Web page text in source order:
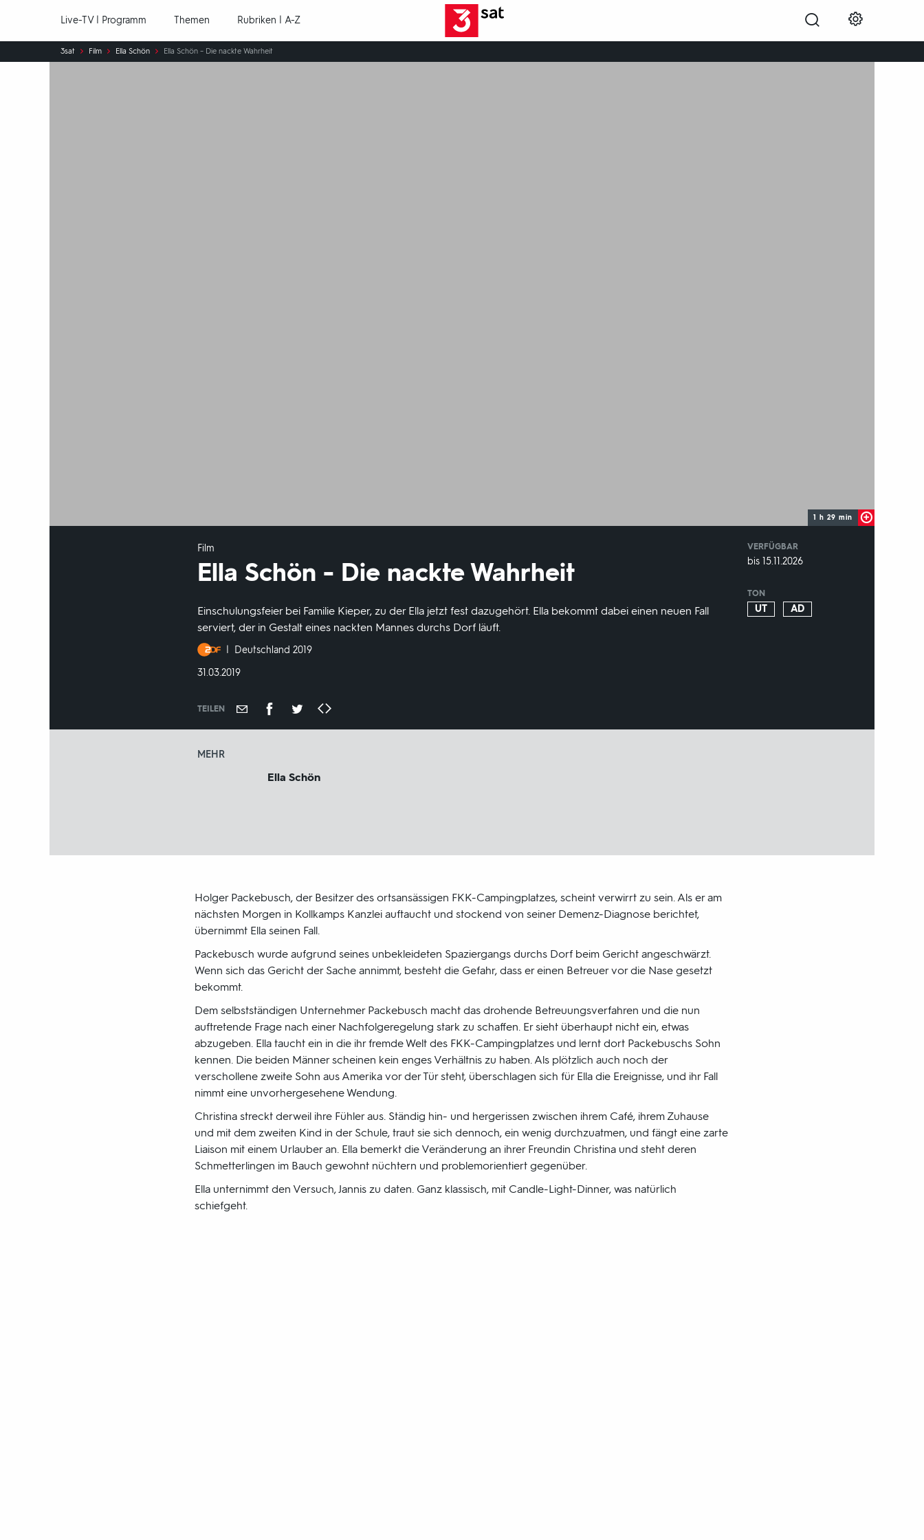
Live-TV | Programm Themen Rubriken | A-Z
Sie
sind
3sat Film Ella Schön Ella Schön – Die nackte Wahrheit
1 h 29 min
Film
Ella Schön - Die nackte Wahrheit
Einschulungsfeier bei Familie Kieper, zu der Ella jetzt fest dazugehört. Ella bekommt dabei einen neuen Fall
serviert, der in Gestalt eines nackten Mannes durchs Dorf läuft.
Produktionsland
und
Deutschland 2019
DATUM:
31.03.2019
TEILEN
VERFÜGBAR
weltweit
VERFÜGBAR
bis 15.11.2026
TON
UT AD
MEHR
Ella Schön
Holger Packebusch, der Besitzer des ortsansässigen FKK-Campingplatzes, scheint verwirrt zu sein. Als er am
nächsten Morgen in Kollkamps Kanzlei auftaucht und stockend von seiner Demenz-Diagnose berichtet,
übernimmt Ella seinen Fall.
Packebusch wurde aufgrund seines unbekleideten Spaziergangs durchs Dorf beim Gericht angeschwärzt.
Wenn sich das Gericht der Sache annimmt, besteht die Gefahr, dass er einen Betreuer vor die Nase gesetzt
bekommt.
Dem selbstständigen Unternehmer Packebusch macht das drohende Betreuungsverfahren und die nun
auftretende Frage nach einer Nachfolgeregelung stark zu schaffen. Er sieht überhaupt nicht ein, etwas
abzugeben. Ella taucht ein in die ihr fremde Welt des FKK-Campingplatzes und lernt dort Packebuschs Sohn
kennen. Die beiden Männer scheinen kein enges Verhältnis zu haben. Als plötzlich auch noch der
verschollene zweite Sohn aus Amerika vor der Tür steht, überschlagen sich für Ella die Ereignisse, und ihr Fall
nimmt eine unvorhergesehene Wendung.
Christina streckt derweil ihre Fühler aus. Ständig hin- und hergerissen zwischen ihrem Café, ihrem Zuhause
und mit dem zweiten Kind in der Schule, traut sie sich dennoch, ein wenig durchzuatmen, und fängt eine zarte
Liaison mit einem Urlauber an. Ella bemerkt die Veränderung an ihrer Freundin Christina und steht deren
Schmetterlingen im Bauch gewohnt nüchtern und problemorientiert gegenüber.
Ella unternimmt den Versuch, Jannis zu daten. Ganz klassisch, mit Candle-Light-Dinner, was natürlich
schiefgeht.